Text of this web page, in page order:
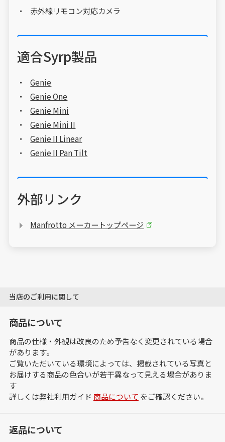
赤外線リモコン対応カメラ
適合Syrp製品
Genie
Genie One
Genie Mini
Genie Mini II
Genie II Linear
Genie II Pan Tilt
外部リンク
Manfrotto メーカートップページ
当店のご利用に関して
商品について
商品の仕様・外観は改良のため予告なく変更されている場合
があります。
ご覧いただいている環境によっては、掲載されている写真と
お届けする商品の色合いが若干異なって見える場合がありま
す
詳しくは弊社利用ガイド 商品について をご確認ください。
返品について